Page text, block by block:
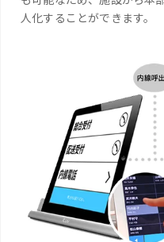
人化することができます。